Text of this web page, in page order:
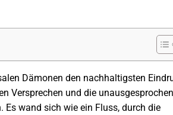
Dämonen den nachhaltigsten
Versprechen und die
Es wand sich wie ein Fluss, durch die